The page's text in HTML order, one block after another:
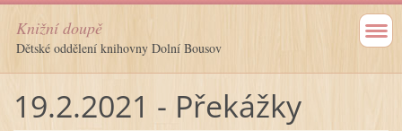
Knižní doupě
Dětské oddělení knihovny Dolní Bousov
19.2.2021 - Překážky